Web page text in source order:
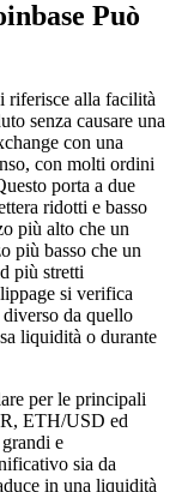
Può
riferisce alla facilità
senza causare una
con una
con molti ordini
porta a due
ridotti e basso
più alto che un
più basso che un
più stretti
si verifica
da quello
liquidità o durante
per le principali
ETH/USD ed
e
sia da
in una liquidità